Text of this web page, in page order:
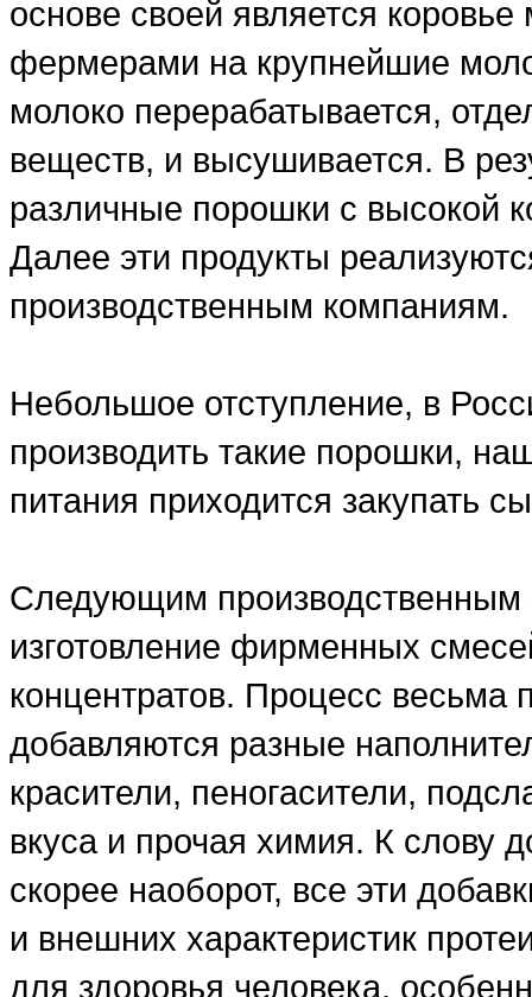
основе своей является
фермерами на крупнейшие
молоко перерабатывается,
веществ, и высушивается. В
различные порошки с высокой
Далее эти продукты
производственным компаниям.
Небольшое отступление, в
производить такие порошки,
питания приходится закупать
Следующим производственным
изготовление фирменных
концентратов. Процесс весьма
добавляются разные
красители, пеногасители,
вкуса и прочая химия. К слову
скорее наоборот, все эти
и внешних характеристик
для здоровья человека,